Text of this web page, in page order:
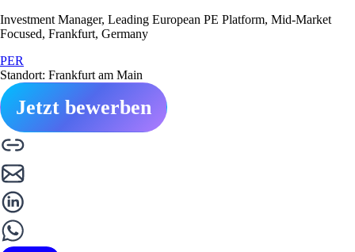
Investment Manager, Leading European PE Platform, Mid-Market
Focused, Frankfurt, Germany
PER
Standort: Frankfurt am Main
Jetzt bewerben